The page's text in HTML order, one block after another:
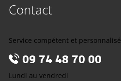
Contact
Service compétent et personnalisé
09 74 48 70 00
Lundi au vendredi